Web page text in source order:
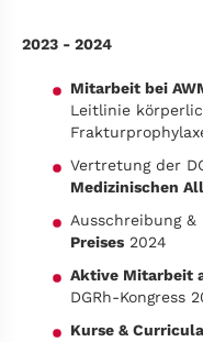
2023 - 2024
Mitarbeit bei
Leitlinie
Vertretung der
Medizinischen
Ausschreibung
Preises 2024
Aktive Mitarbeit
DGRh-Kongress
Kurse &